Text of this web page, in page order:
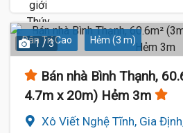
Dân Trí Cao Hẻm (3 m)
1 / 3
Bán nhà Bình Thạnh,
4.7m x 20m) Hẻm 3m
Xô Viết Nghệ Tĩnh, Gia